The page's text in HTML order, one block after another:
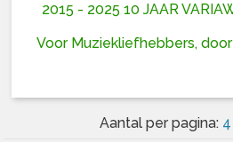
2015 - 2025 10 JAAR
Voor Muziekliefhebbers,
Aantal per pagina: 4